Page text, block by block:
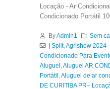
Locação - Ar
Condicionado Portátil
ByAdmin1
Sem
| Split, Agrishow 2024
Condicionado Para
Aluguel Aluguel AR
Portátil Aluguel de ar
DE CURITIBA PR–